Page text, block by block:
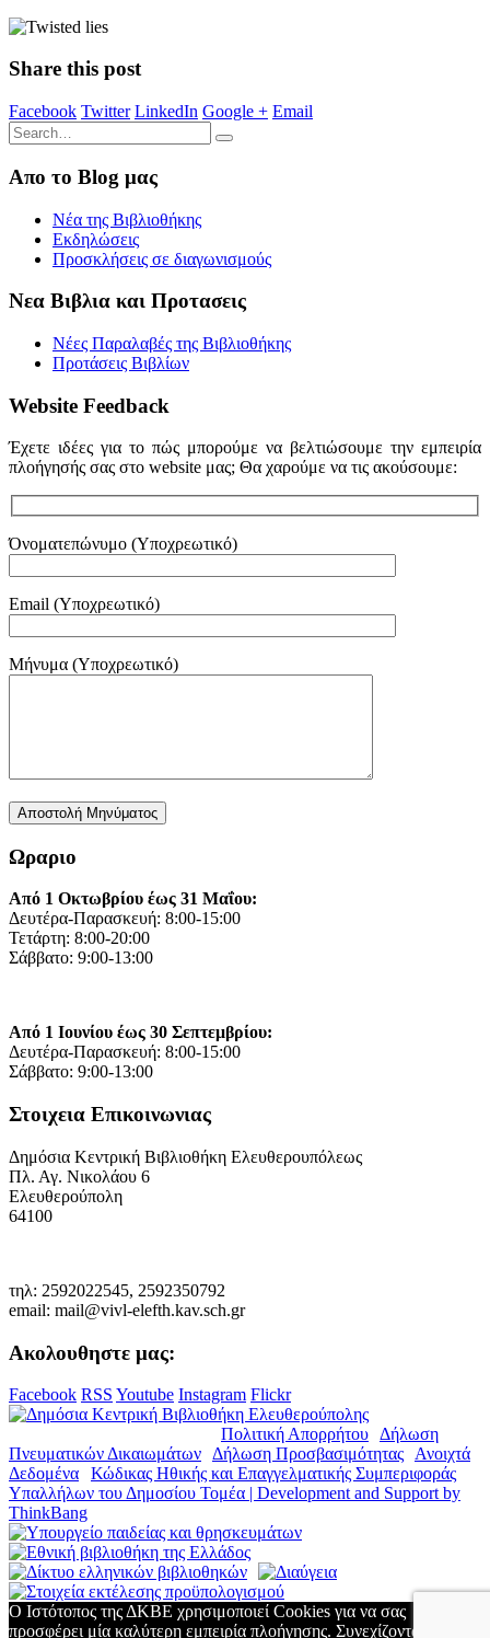
Share this post
Facebook Twitter LinkedIn Google + Email
Απο το Blog μας
Νέα της Βιβλιοθήκης
Εκδηλώσεις
Προσκλήσεις σε διαγωνισμούς
Νεα Βιβλια και Προτασεις
Νέες Παραλαβές της Βιβλιοθήκης
Προτάσεις Βιβλίων
Website Feedback
Έχετε ιδέες για το πώς μπορούμε να βελτιώσουμε την εμπειρία
πλοήγησής σας στο website μας; Θα χαρούμε να τις ακούσουμε:
Όνοματεπώνυμο (Υποχρεωτικό)
Email (Υποχρεωτικό)
Μήνυμα (Υποχρεωτικό)
Ωραριο
Από 1 Οκτωβρίου έως 31 Μαΐου:
Δευτέρα-Παρασκευή: 8:00-15:00
Τετάρτη: 8:00-20:00
Σάββατο: 9:00-13:00
Από 1 Ιουνίου έως 30 Σεπτεμβρίου:
Δευτέρα-Παρασκευή: 8:00-15:00
Σάββατο: 9:00-13:00
Στοιχεια Επικοινωνιας
Δημόσια Κεντρική Βιβλιοθήκη Ελευθερουπόλεως
Πλ. Αγ. Νικολάου 6
Ελευθερούπολη
64100
τηλ: 2592022545, 2592350792
email: mail@vivl-elefth.kav.sch.gr
Ακολουθηστε μας:
Facebook RSS Youtube Instagram Flickr
Πολιτική Απορρήτου
Δήλωση
Πνευματικών Δικαιωμάτων
Δήλωση Προσβασιμότητας
Ανοιχτά
Δεδομένα
Κώδικας Ηθικής και Επαγγελματικής Συμπεριφοράς
Υπαλλήλων του Δημοσίου Τομέα | Development and Support by
ThinkBang
Ο Ιστότοπος της ΔΚΒΕ χρησιμοποιεί Cookies για να σας
προσφέρει μία καλύτερη εμπειρία πλοήγησης. Συνεχίζοντας την